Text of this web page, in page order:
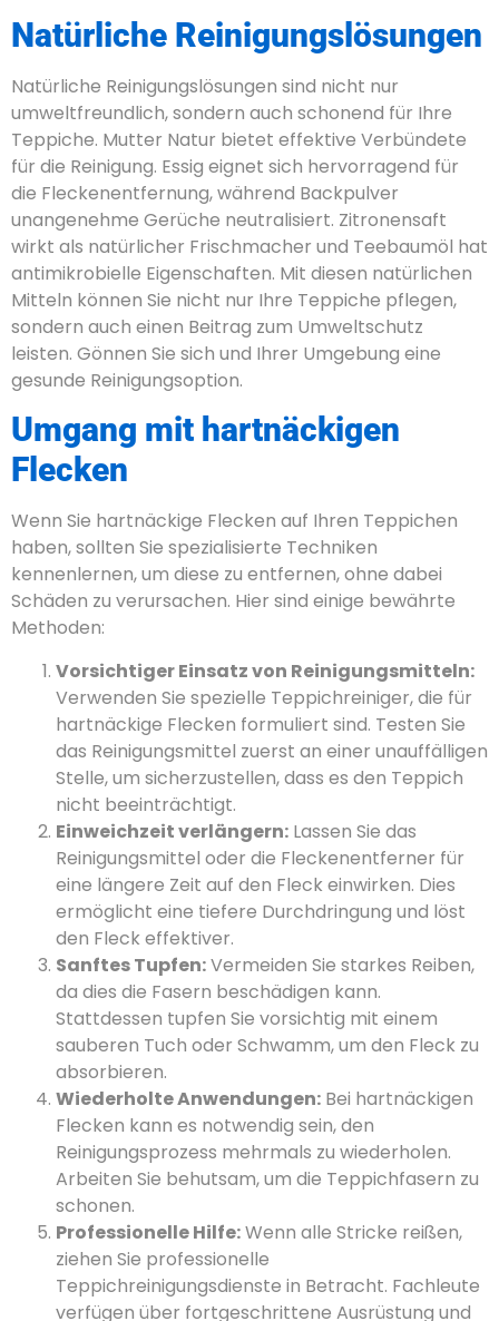
Natürliche Reinigungslösungen
Natürliche Reinigungslösungen sind nicht nur
umweltfreundlich, sondern auch schonend für Ihre
Teppiche. Mutter Natur bietet effektive Verbündete
für die Reinigung. Essig eignet sich hervorragend für
die Fleckenentfernung, während Backpulver
unangenehme Gerüche neutralisiert. Zitronensaft
wirkt als natürlicher Frischmacher und Teebaumöl hat
antimikrobielle Eigenschaften. Mit diesen natürlichen
Mitteln können Sie nicht nur Ihre Teppiche pflegen,
sondern auch einen Beitrag zum Umweltschutz
leisten. Gönnen Sie sich und Ihrer Umgebung eine
gesunde Reinigungsoption.
Umgang mit hartnäckigen
Flecken
Wenn Sie hartnäckige Flecken auf Ihren Teppichen
haben, sollten Sie spezialisierte Techniken
kennenlernen, um diese zu entfernen, ohne dabei
Schäden zu verursachen. Hier sind einige bewährte
Methoden:
Vorsichtiger Einsatz von Reinigungsmitteln:
Verwenden Sie spezielle Teppichreiniger, die für
hartnäckige Flecken formuliert sind. Testen Sie
das Reinigungsmittel zuerst an einer unauffälligen
Stelle, um sicherzustellen, dass es den Teppich
nicht beeinträchtigt.
Einweichzeit verlängern: Lassen Sie das
Reinigungsmittel oder die Fleckenentferner für
eine längere Zeit auf den Fleck einwirken. Dies
ermöglicht eine tiefere Durchdringung und löst
den Fleck effektiver.
Sanftes Tupfen:Vermeiden Sie starkes Reiben,
da dies die Fasern beschädigen kann.
Stattdessen tupfen Sie vorsichtig mit einem
sauberen Tuch oder Schwamm, um den Fleck zu
absorbieren.
Wiederholte Anwendungen: Bei hartnäckigen
Flecken kann es notwendig sein, den
Reinigungsprozess mehrmals zu wiederholen.
Arbeiten Sie behutsam, um die Teppichfasern zu
schonen.
Professionelle Hilfe:Wenn alle Stricke reißen,
ziehen Sie professionelle
Teppichreinigungsdienste in Betracht. Fachleute
verfügen über fortgeschrittene Ausrüstung und